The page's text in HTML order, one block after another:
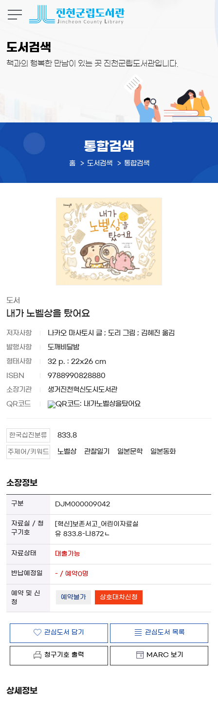
도서검색
책과의 행복한 만남이 있는 곳 진천군립도서관입니다.
통합검색
홈 도서검색 통합검색
도서
내가 노벨상을 탔어요
저자사항 나카오 마사토시 글 ; 도리 그림 ; 김혜진 옮김
발행사항 도깨비달밤
형태사항 32 p. : 22x26 cm
ISBN 9788990828880
소장기관 생거진천혁신도시도서관
QR코드
한국십진분류 833.8
주제어/키워드 노벨상 관찰일기 일본문학 일본동화
소장정보
DJM000009042
[혁신]보존서고_어린이자료실
유 833.8-나872ㄴ
대출가능
- / 예약0명
예약불가 상호대차신청
관심도서 담기 관심도서 목록
청구기호 출력 MARC 보기
상세정보